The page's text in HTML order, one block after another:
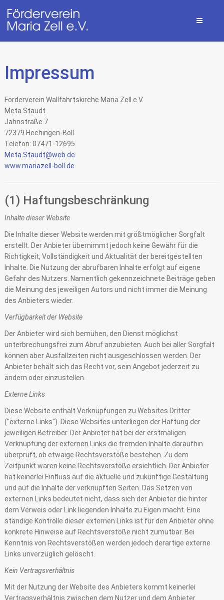
Impressum
Förderverein Wallfahrtskirche Maria Zell e.V.
Meta Staudt
Jahnstraße 7
72379 Hechingen-Boll
Telefon: 07471-12695
Meta.Staudt@web.de
www.mariazell-boll.de
(1) Haftungsbeschränkung
Inhalte dieser Website
Die Inhalte dieser Website werden mit größtmöglicher Sorgfalt
erstellt. Der Anbieter übernimmt jedoch keine Gewähr für die
Richtigkeit, Vollständigkeit und Aktualität der bereitgestellten
Inhalte. Die Nutzung der abrufbaren Inhalte erfolgt auf eigene
Gefahr des Nutzers. Namentlich gekennzeichnete Beiträge geben
die Meinung des jeweiligen Autors und nicht immer die Meinung
des Anbieters wieder.
Verfügbarkeit der Website
Der Anbieter wird sich bemühen, den Dienst möglichst
unterbrechungsfrei zum Abruf anzubieten. Auch bei aller Sorgfalt
können aber Ausfallzeiten nicht ausgeschlossen werden. Der
Anbieter behält sich das Recht vor, sein Angebot jederzeit zu
ändern oder einzustellen.
Externe Links
Diese Website enthält Verknüpfungen zu Websites Dritter
("externe Links"). Diese Websites unterliegen der Haftung der
jeweiligen Betreiber. Der Anbieter hat bei der erstmaligen
Verknüpfung der externen Links die fremden Inhalte daraufhin
überprüft, ob etwaige Rechtsverstöße bestehen. Zu dem
Zeitpunkt waren keine Rechtsverstöße ersichtlich. Der Anbieter
hat keinerlei Einfluss auf die aktuelle und zukünftige Gestaltung
und auf die Inhalte der verknüpften Seiten. Das Setzen von
externen Links bedeutet nicht, dass sich der Anbieter die hinter
dem Verweis oder Link liegenden Inhalte zu Eigen macht. Eine
ständige Kontrolle dieser externen Links ist für den Anbieter ohne
konkrete Hinweise auf Rechtsverstöße nicht zumutbar. Bei
Kenntnis von Rechtsverstößen werden jedoch derartige externe
Links unverzüglich gelöscht.
Kein Vertragsverhältnis
Mit der Nutzung der Website des Anbieters kommt keinerlei
Vertragsverhältnis zwischen dem Nutzer und dem Anbieter